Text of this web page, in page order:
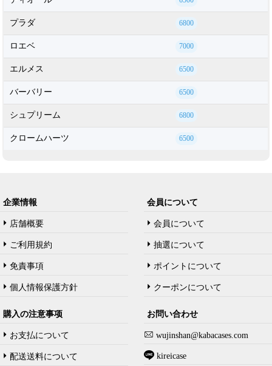
プラダ 6800
ロエベ 7000
エルメス 6500
バーバリー 6500
シュプリーム 6800
クロームハーツ 6500
企業情報
店舗概要
ご利用規約
免責事項
個人情報保護方針
会員について
会員について
抽選について
ポイントについて
クーポンについて
購入の注意事项
お支払について
配送送料について
お問い合わせ
wujinshan@kabacases.com
kireicase